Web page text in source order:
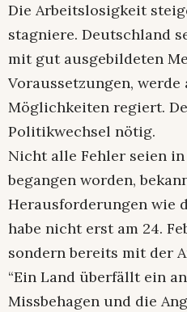
Die Arbeitslosigkeit
stagniere. Deutschland
mit gut ausgebildeten
Voraussetzungen,
Möglichkeiten regiert.
Politikwechsel nötig.
Nicht alle Fehler seien
begangen worden,
Herausforderungen wie
habe nicht erst am 24.
sondern bereits mit der
“Ein Land überfällt ein
Missbehagen und die